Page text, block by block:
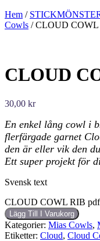
Hem /
Cowls / CLOUD
CLOUD
30,00 kr
En enkel lång cowl i
flerfärgade garnet
den är eller vik den
Ett super projekt för
Svensk text
CLOUD COWL RIB pdf
Lägg Till I Varukorg
Kategorier: Mias Cowls,
Etiketter: Cloud, Cloud